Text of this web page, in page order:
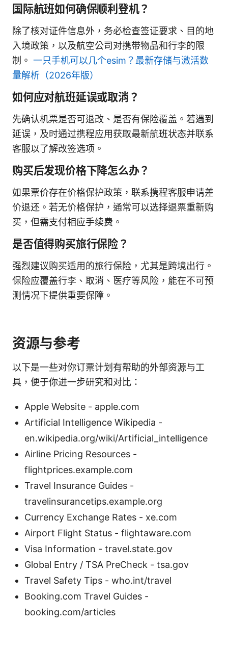
国际航班如何确保顺利登机？
除了核对证件信息外，务必检查签证要求、目的地
入境政策，以及航空公司对携带物品和行李的限
制。 一只手机可以几个esim？最新存储与激活数
量解析（2026年版）
如何应对航班延误或取消？
先确认机票是否可退改、是否有保险覆盖。若遇到
延误，及时通过携程应用获取最新航班状态并联系
客服以了解改签选项。
购买后发现价格下降怎么办？
如果票价存在价格保护政策，联系携程客服申请差
价退还。若无价格保护，通常可以选择退票重新购
买，但需支付相应手续费。
是否值得购买旅行保险？
强烈建议购买适用的旅行保险，尤其是跨境出行。
保险应覆盖行李、取消、医疗等风险，能在不可预
测情况下提供重要保障。
资源与参考
以下是一些对你订票计划有帮助的外部资源与工
具，便于你进一步研究和对比：
Apple Website - apple.com
Artificial Intelligence Wikipedia -
en.wikipedia.org/wiki/Artificial_intelligence
Airline Pricing Resources -
flightprices.example.com
Travel Insurance Guides -
travelinsurancetips.example.org
Currency Exchange Rates - xe.com
Airport Flight Status - flightaware.com
Visa Information - travel.state.gov
Global Entry / TSA PreCheck - tsa.gov
Travel Safety Tips - who.int/travel
Booking.com Travel Guides -
booking.com/articles